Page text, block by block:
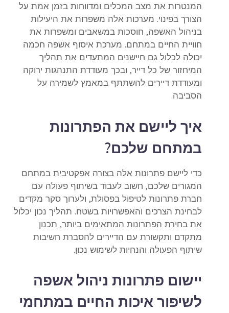
המנטרות את מצב המכלים ומדווחות בזמן אמת על
הצורך בפינוי. מערכות אלה משפרות את היעילות
בניהול האשפה, חוסכות במשאבים ומשפרות את
חוויית החיים במתחם. מערכת איסוף אשפה חכמה
יכולה לכלול גם חיישנים המתעדים את תהליך
המיחזור של כל דייר, ובכך מעודדת התנהגות ירוקה
ומעודדת דיירים להשתתף במאמץ לשמירה על
הסביבה.
איך ליישם את הפתרונות
במתחם שלכם?
כדי ליישם פתרונות אלה בצורה אפקטיבית במתחם
המגורים שלכם, חשוב לעבוד בשיתוף פעולה עם
חברת פתרונות לטיפול בפסולת, ולערוך סקר מקדים
לבחינת הצרכים והאפשרויות בשטח. תהליך נכון יכלול
את בחירת הפתרונות המתאימים ביותר, תכנון
מתקדם ותקשורת עם הדיירים להסברת חשיבות
שיתוף הפעולה והנחיות לשימוש נכון.
יישום פתרונות ניהול אשפה
לשיפור איכות החיים במתחמי